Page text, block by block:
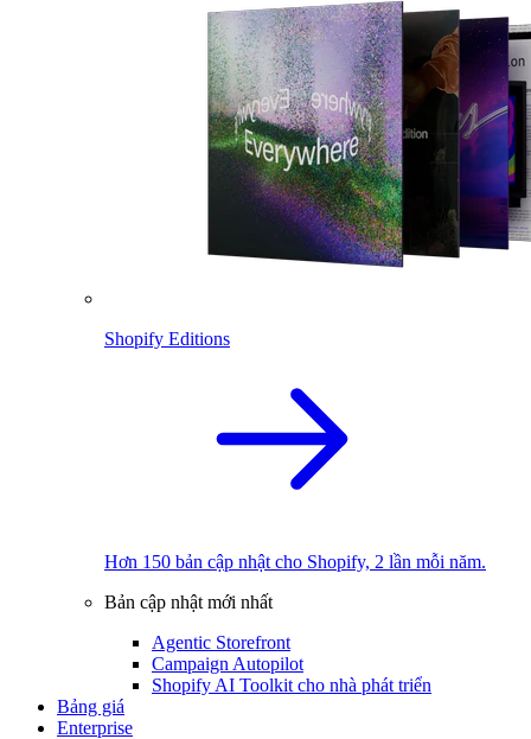
Shopify Editions
Hơn 150 bản cập nhật cho Shopify, 2 lần mỗi năm.
Bản cập nhật mới nhất
Agentic Storefront
Campaign Autopilot
Shopify AI Toolkit cho nhà phát triển
Bảng giá
Enterprise